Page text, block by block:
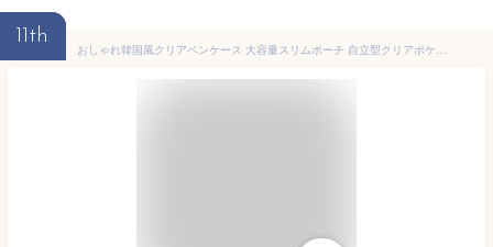
11th
おしゃれ韓国風クリアペンケース 大容量スリムポーチ 自立型クリアポケット 高校生女子に人気 かわいい文具アクセサリー クリスマスプレゼント 学生向けシンプルデザイン レトロ平成テイスト 大学生中学生にも 便利な多機能ペンケース